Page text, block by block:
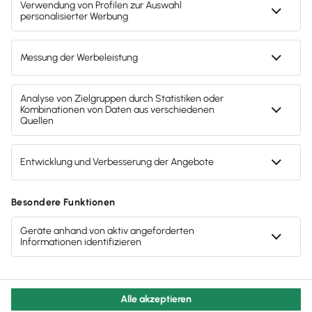
Gendergerechte Sprache
Privatsphäre-Einstellungen
Inhalte melden
Datenschutz
AGB
Lieferketten
Compliance